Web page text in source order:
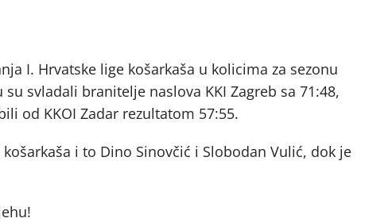
I. Hrvatske lige košarkaša u kolicima za sezonu
svladali branitelje naslova KKI Zagreb sa 71:48,
od KKOI Zadar rezultatom 57:55.
i to Dino Sinovčić i Slobodan Vulić, dok je